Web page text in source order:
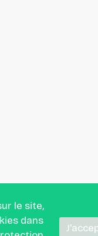
le site,
dans